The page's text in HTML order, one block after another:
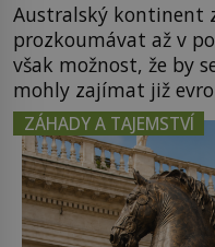
Australský kontinent
prozkoumávat až v
však možnost, že by
mohly zajímat již
to o 15 století dříve?
zakreslovali do map
Australis – Jižní
smysl pro […]
ZÁHADY A TAJEMSTVÍ